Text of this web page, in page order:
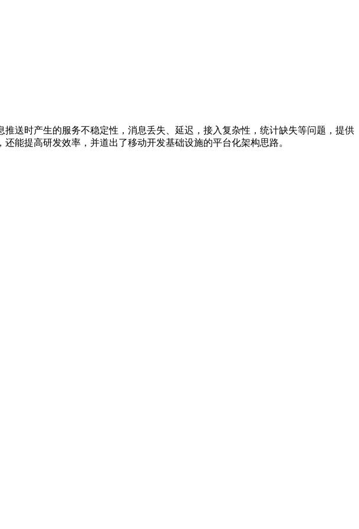
送时产生的服务不稳定性，消息丢失、延迟，接入复杂性，统计缺失等问题，提供
能提高研发效率，并道出了移动开发基础设施的平台化架构思路。